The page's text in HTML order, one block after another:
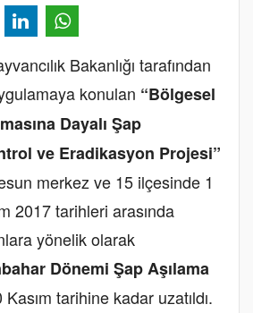
Bakanlığı tarafından
konulan “Bölgesel
Dayalı Şap
ve Eradikasyon Projesi”
merkez ve 15 ilçesinde 1
2017 tarihleri arasında
yönelik olarak
Dönemi Şap Aşılama
Kasım tarihine kadar uzatıldı.